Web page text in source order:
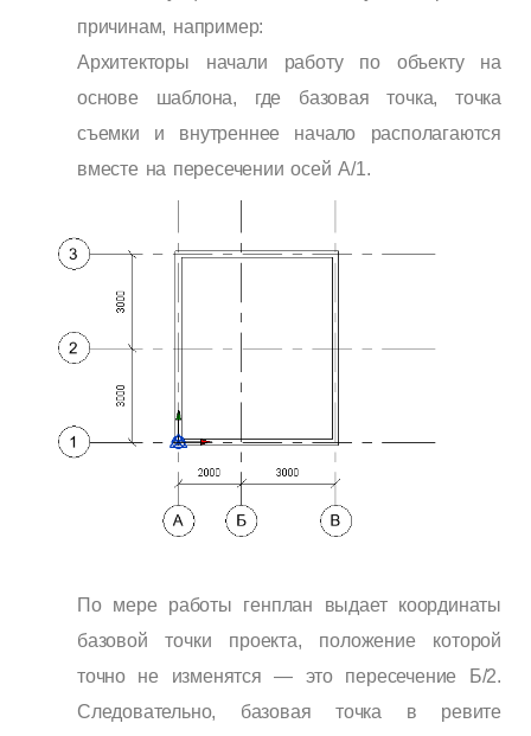
причинам, например:
Архитекторы начали работу по объекту на
основе шаблона, где базовая точка, точка
съемки и внутреннее начало располагаются
вместе на пересечении осей А/1.
По мере работы генплан выдает координаты
базовой точки проекта, положение которой
точно не изменятся — это пересечение Б/2.
Следовательно, базовая точка в ревите